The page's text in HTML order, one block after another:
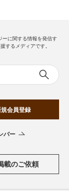
ーに関する情報を発信す
するメディアです。
会員登録
バー
載のご依頼